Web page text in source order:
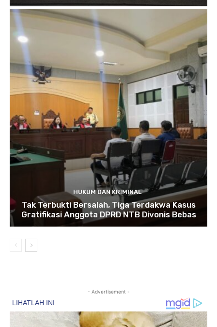
HUKUM DAN KRIMINAL
Tak Terbukti Bersalah, Tiga Terdakwa Kasus
Gratifikasi Anggota DPRD NTB Divonis Bebas
- Advertisement -